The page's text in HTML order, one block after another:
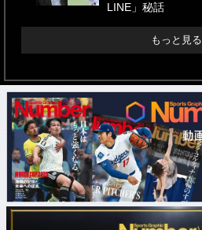
LINE」秘話
もっと見る